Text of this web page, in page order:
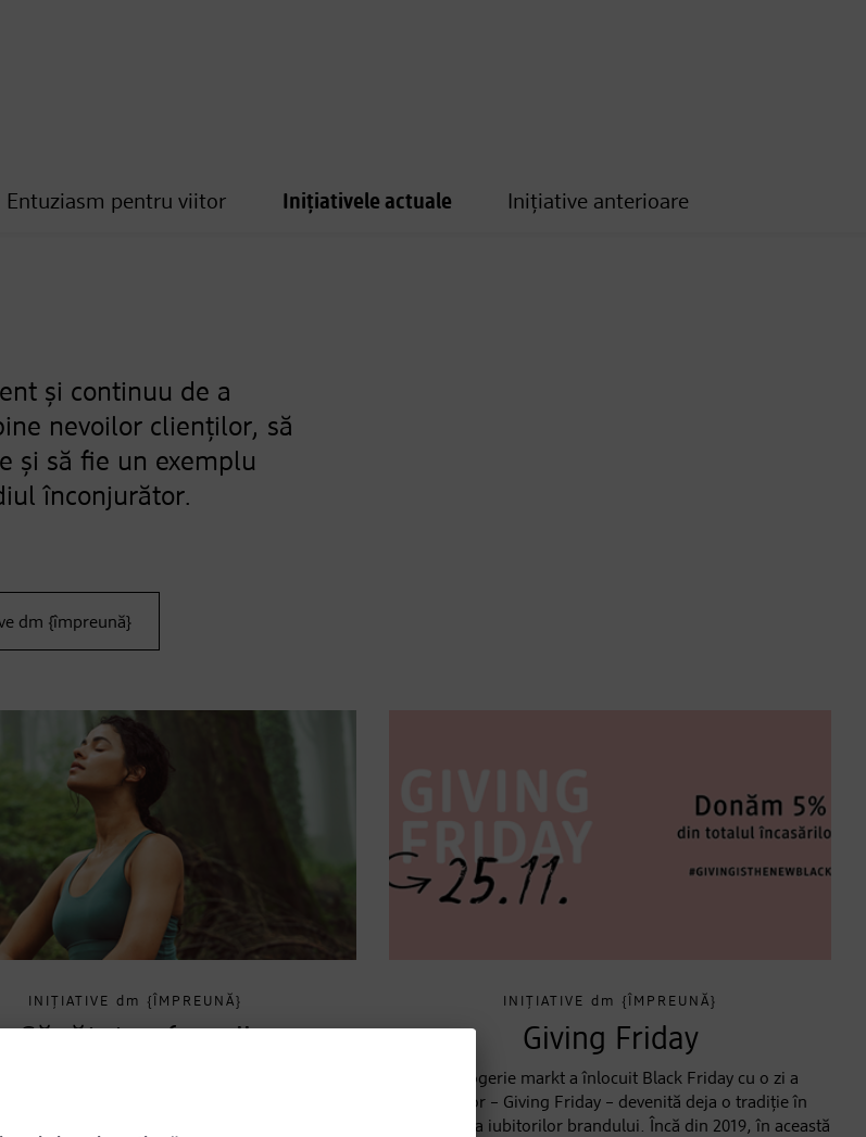
Entuziasm pentru viitor Inițiativele actuale Inițiative anterioare
și continuu de a
nevoilor clienților, să
și să fie un exemplu
înconjurător.
dm {împreună}
INIȚIATIVEdm {ÎMPREUNĂ} INIȚIATIVEdm {ÎMPREUNĂ}
Giving Friday
dm drogerie markt a înlocuit Black Friday cu o zi a
donațiilor – Giving Friday – devenită deja o tradiție în
comunitatea iubitorilor brandului. Încă din 2019, în această